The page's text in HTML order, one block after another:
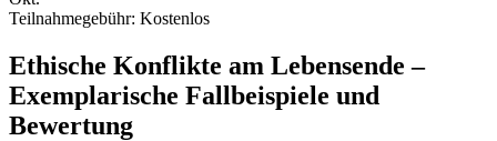
Teilnahmegebühr: Kostenlos
Ethische Konflikte am Lebensende –
Exemplarische Fallbeispiele und
Bewertung